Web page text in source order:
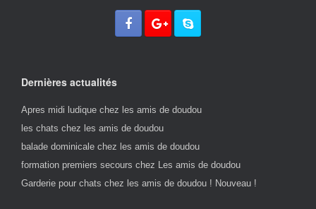
Dernières actualités
Apres midi ludique chez les amis de doudou
les chats chez les amis de doudou
balade dominicale chez les amis de doudou
formation premiers secours chez Les amis de doudou
Garderie pour chats chez les amis de doudou ! Nouveau !